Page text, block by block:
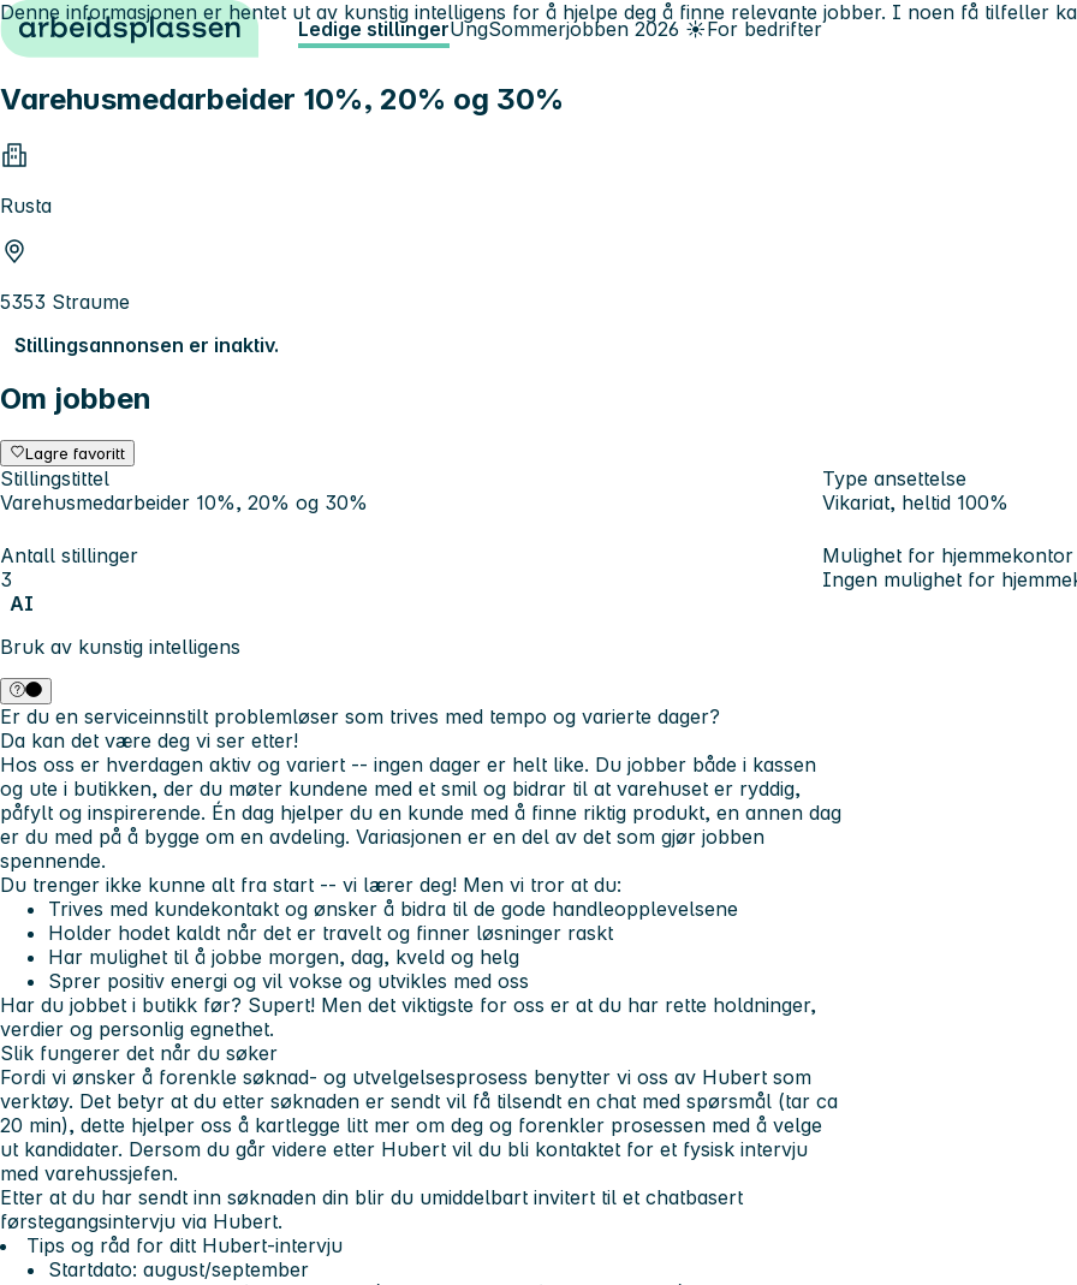
Hopp til innhold Ledige stillingerUngSommerjobben 2026 ☀️For bedrifter
Varehusmedarbeider 10%, 20% og 30%
Rusta
5353 Straume
Stillingsannonsen er inaktiv.
Om jobben
Lagre favoritt
Stillingstittel
Varehusmedarbeider 10%, 20% og 30%
Type ansettelse
Vikariat, heltid 100%
Antall stillinger
3
Mulighet for hjemmekontor
Ingen mulighet for
AI
Bruk av kunstig intelligens
Denne informasjonen er hentet ut av kunstig intelligens for å hjelpe deg å finne relevante jobber. I noen få tilfeller
Er du en serviceinnstilt problemløser som trives med tempo og varierte dager?
Da kan det være deg vi ser etter!
Hos oss er hverdagen aktiv og variert -- ingen dager er helt like. Du jobber både i kassen
og ute i butikken, der du møter kundene med et smil og bidrar til at varehuset er ryddig,
påfylt og inspirerende. Én dag hjelper du en kunde med å finne riktig produkt, en annen dag
er du med på å bygge om en avdeling. Variasjonen er en del av det som gjør jobben
spennende.
Du trenger ikke kunne alt fra start -- vi lærer deg! Men vi tror at du:
Trives med kundekontakt og ønsker å bidra til de gode handleopplevelsene
Holder hodet kaldt når det er travelt og finner løsninger raskt
Har mulighet til å jobbe morgen, dag, kveld og helg
Sprer positiv energi og vil vokse og utvikles med oss
Har du jobbet i butikk før? Supert! Men det viktigste for oss er at du har rette holdninger,
verdier og personlig egnethet.
Slik fungerer det når du søker
Fordi vi ønsker å forenkle søknad- og utvelgelsesprosess benytter vi oss av Hubert som
verktøy. Det betyr at du etter søknaden er sendt vil få tilsendt en chat med spørsmål (tar ca
20 min), dette hjelper oss å kartlegge litt mer om deg og forenkler prosessen med å velge
ut kandidater. Dersom du går videre etter Hubert vil du bli kontaktet for et fysisk intervju
med varehussjefen.
Etter at du har sendt inn søknaden din blir du umiddelbart invitert til et chatbasert
førstegangsintervju via Hubert.
Tips og råd for ditt Hubert-intervju
Startdato: august/september